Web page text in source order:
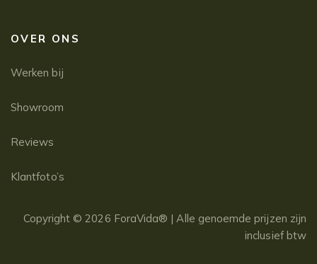
OVER ONS
Werken bij
Showroom
Reviews
Klantfoto’s
Copyright © 2026 ForaVida® | Alle genoemde prijzen zijn
inclusief btw